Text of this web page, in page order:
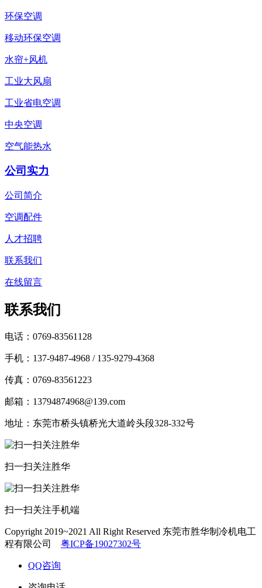
环保空调
移动环保空调
水帘+风机
工业大风扇
工业省电空调
中央空调
空气能热水
公司实力
公司简介
空调配件
人才招聘
联系我们
在线留言
联系我们
电话：0769-83561128
手机：137-9487-4968 / 135-9279-4368
传真：0769-83561223
邮箱：13794874968@139.com
地址：东莞市桥头镇桥光大道岭头段328-332号
扫一扫关注胜华
扫一扫关注手机端
Copyright 2019~2021 All Right Reserved 东莞市胜华制冷机电工
程有限公司 粤ICP备19027302号
QQ咨询